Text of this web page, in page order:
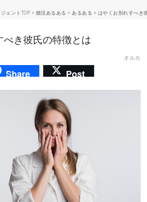
ェントTOP > 婚活あるある > あるある > はやくお別れすべき
べき彼氏の特徴とは
オルカ
Share Post